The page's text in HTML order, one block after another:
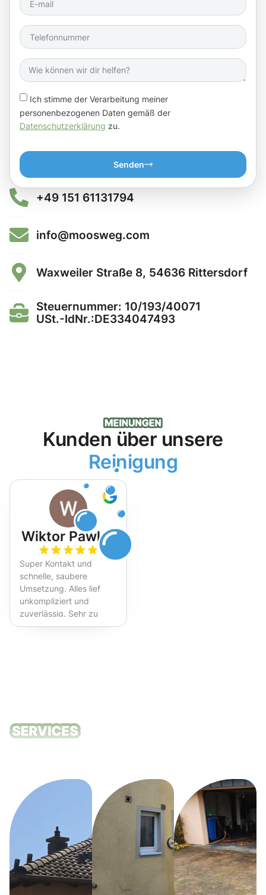
Ich stimme der Verarbeitung meiner
personenbezogenen Daten gemäß der
Datenschutzerklärung zu.
Senden
+49 151 61131794
info@moosweg.com
Waxweiler Straße 8, 54636 Rittersdorf
Steuernummer: 10/193/40071
USt.-IdNr.:DE334047493
Kunden über unsere
Reinigung
Wiktor Pawlak
Super Kontakt und
schnelle, saubere
Umsetzung. Alles lief
unkompliziert und
zuverlässig. Sehr zu
empfehlen!